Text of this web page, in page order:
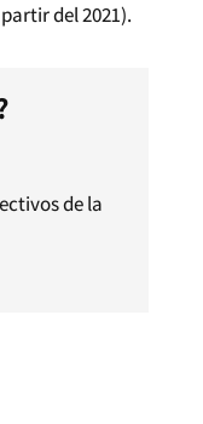
del 2021).
de la